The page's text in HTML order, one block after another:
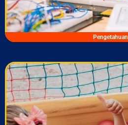
Pengetahuan